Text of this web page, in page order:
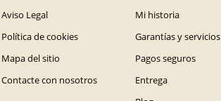
Aviso Legal
Política de cookies
Mapa del sitio
Contacte con nosotros
Mi historia
Garantías y servicios
Pagos seguros
Entrega